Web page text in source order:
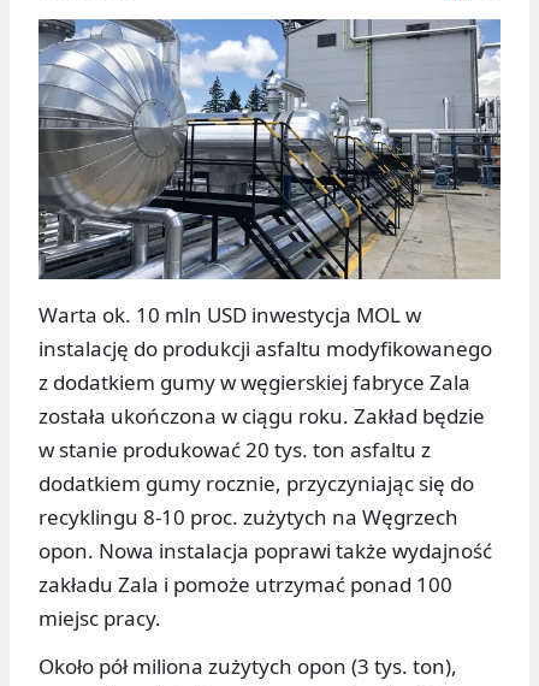
Warta ok. 10 mln USD inwestycja MOL w
instalację do produkcji asfaltu modyfikowanego
z dodatkiem gumy w węgierskiej fabryce Zala
została ukończona w ciągu roku. Zakład będzie
w stanie produkować 20 tys. ton asfaltu z
dodatkiem gumy rocznie, przyczyniając się do
recyklingu 8-10 proc. zużytych na Węgrzech
opon. Nowa instalacja poprawi także wydajność
zakładu Zala i pomoże utrzymać ponad 100
miejsc pracy.
Około pół miliona zużytych opon (3 tys. ton),